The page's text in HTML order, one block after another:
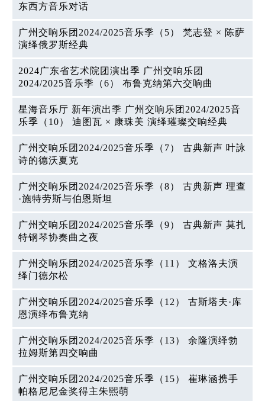
东西方音乐对话
广州交响乐团2024/2025音乐季（5） 梵志登 × 陈萨
演绎俄罗斯经典
2024广东省艺术院团演出季 广州交响乐团
2024/2025音乐季（6） 布鲁克纳第六交响曲
星海音乐厅 新年演出季 广州交响乐团2024/2025音
乐季（10） 迪图瓦 × 康珠美 演绎璀璨交响经典
广州交响乐团2024/2025音乐季（7） 古典新声 叶詠
诗的德沃夏克
广州交响乐团2024/2025音乐季（8） 古典新声 理查
·施特劳斯与伯恩斯坦
广州交响乐团2024/2025音乐季（9） 古典新声 莫扎
特钢琴协奏曲之夜
广州交响乐团2024/2025音乐季（11） 文格洛夫演
绎门德尔松
广州交响乐团2024/2025音乐季（12） 古斯塔夫·库
恩演绎布鲁克纳
广州交响乐团2024/2025音乐季（13） 余隆演绎勃
拉姆斯第四交响曲
广州交响乐团2024/2025音乐季（15） 崔琳涵携手
帕格尼尼金奖得主朱熙萌